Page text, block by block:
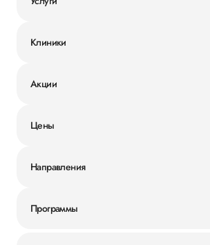
Клиники
Акции
Цены
Направления
Программы